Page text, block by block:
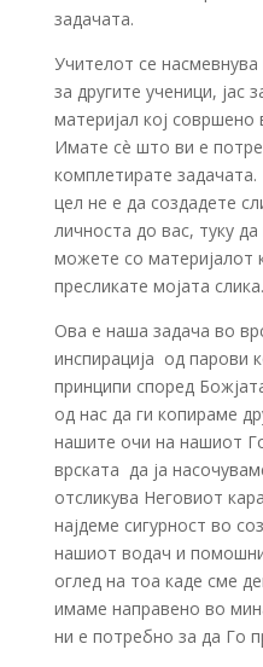
задачата.
Учителот се
за другите ученици, јас
материјал кој совршено
Имате сè што ви е
комплетирате
цел не е да создадете
личноста до вас, туку
можете со материјалот
пресликате мојата
Ова е наша задача во
инспирација од парови
принципи според
од нас да ги копираме
нашите очи на нашиот
врската да ја
отсликува Неговиот
најдеме сигурност во
нашиот водач и
оглед на тоа каде сме
имаме направено во
ни е потребно за да Го